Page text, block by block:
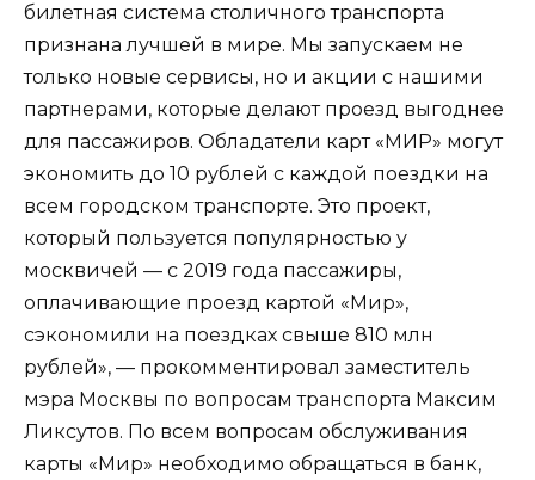
билетная система столичного транспорта
признана лучшей в мире. Мы запускаем не
только новые сервисы, но и акции с нашими
партнерами, которые делают проезд выгоднее
для пассажиров. Обладатели карт «МИР» могут
экономить до 10 рублей с каждой поездки на
всем городском транспорте. Это проект,
который пользуется популярностью у
москвичей — с 2019 года пассажиры,
оплачивающие проезд картой «Мир»,
сэкономили на поездках свыше 810 млн
рублей», — прокомментировал заместитель
мэра Москвы по вопросам транспорта Максим
Ликсутов. По всем вопросам обслуживания
карты «Мир» необходимо обращаться в банк,